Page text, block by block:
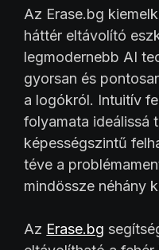
Az Erase.bg
háttér eltávolító
legmodernebb AI
gyorsan és
a logókról. Intuitív
folyamata ideálissá
képességszintű
téve a
mindössze néhány
Az Erase.bg